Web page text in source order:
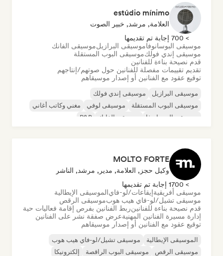
estúdio mínimo
العلامة, مرشد, خبير الصوت
> 700 إجابة تم تقديمها
موسيقى البوسانوفاموسيقى البرازيلموسيقى الفانك
موسيقى إندي فولكموسيقى البوب المستقلة
قدم نصيحة بناءة للفنانين
تقديم تقييمات مفصلة للفنانين حول صوتهم/إنتاجهم
توقيع عقود مع الفنانين أو إصدار موسيقاهم
موسيقى البرازيل
موسيقى إندي فولك
موسيقى البوب المستقلة
موسيقى لوفي
مغني وكاتب أغاني
موسيقى البوسانوفا
موسيقى الفانك R&B
MOLTO FORTE
وكيل حجز, العلامة, مدير, مرشد, الناشر
> 1700 إجابة تم تقديمها
موسيقى أفريقيةإيقاعات/لو-فايالموسيقى الإيطالية
موسيقى تشيل/لو-فاي هيب هوبموسيقى الرقص
قدم نصيحة بناءة للفنانينربط الفنانين بفرص إقامة فعاليات حية
إدارة مسيرة الفنانين المهنيةعرض صفقة نشر على الفنانين
توقيع عقود مع الفنانين أو إصدار موسيقاهم
الموسيقى الإيطالية
موسيقى تشيل/لو-فاي هيب هوب
موسيقى الرقص
موسيقى البوب الراقصة
إلكترونيكا